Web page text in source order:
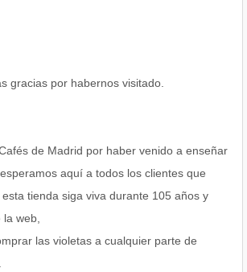
gracias por habernos visitado.
de Madrid por haber venido a enseñar
aquí a todos los clientes que
tienda siga viva durante 105 años y
web,
las violetas a cualquier parte de